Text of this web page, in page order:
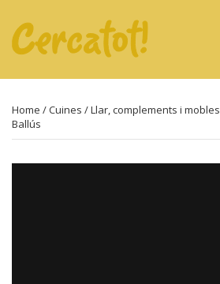
Home /Cuines /Llar, complements i mobles
Ballús